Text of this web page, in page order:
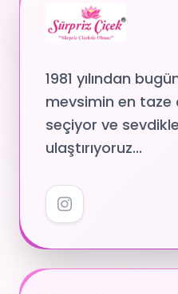
1981 yılından
mevsimin en taze
seçiyor ve
ulaştırıyoruz...